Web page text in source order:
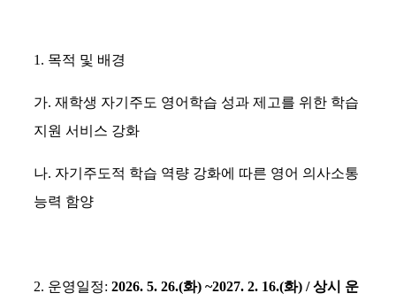
1. 목적 및 배경
가. 재학생 자기주도 영어학습 성과 제고를 위한 학습
지원 서비스 강화
나. 자기주도적 학습 역량 강화에 따른 영어 의사소통
능력 함양
2. 운영일정: 2026. 5. 26.(화) ~2027. 2. 16.(화) /상시 운